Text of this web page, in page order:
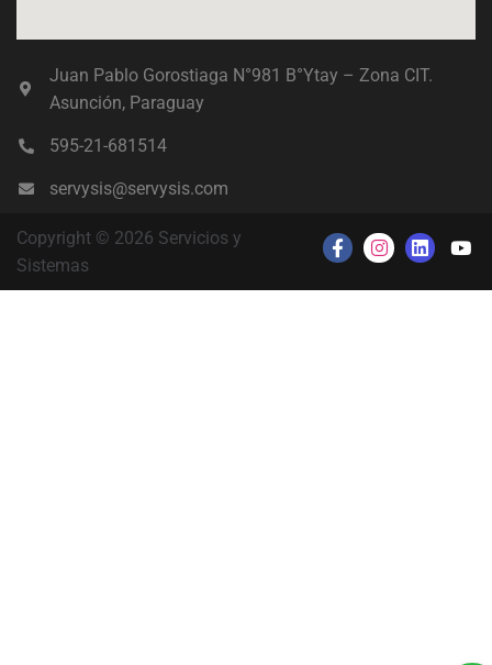
Juan Pablo Gorostiaga N°981 B°Ytay – Zona CIT.
Asunción, Paraguay
595-21-681514
servysis@servysis.com
Copyright © 2026 Servicios y
Sistemas